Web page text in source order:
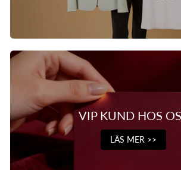
VIP KUND HOS
LÄS MER >>